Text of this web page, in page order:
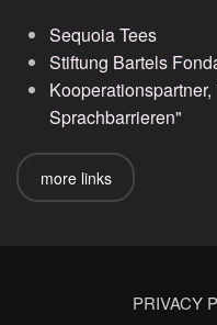
Sequoia Tees
Stiftung Bartels
Sprachbarrieren"
more links
PRIVACY